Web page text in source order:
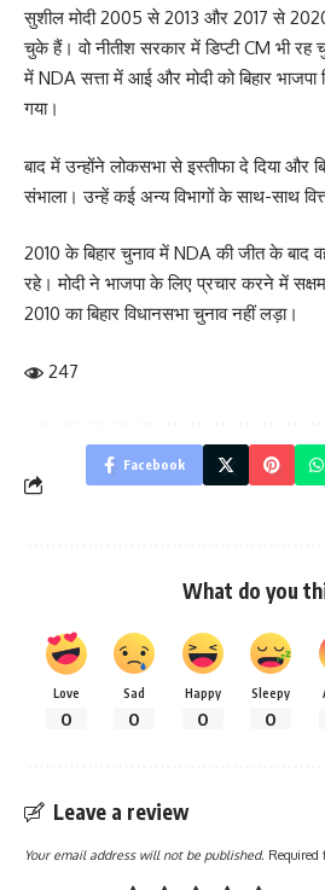
सुशील मोदी 2005 से 2013 और 2017 से 2020
चुके हैं। वो नीतीश सरकार में डिप्टी CM भी
में NDA सत्ता में आई और मोदी को बिहार
गया।
बाद में उन्होंने लोकसभा से इस्तीफा दे दिया और
संभाला। उन्हें कई अन्य विभागों के साथ-साथ वित्त
2010 के बिहार चुनाव में NDA की जीत के बाद
रहे। मोदी ने भाजपा के लिए प्रचार करने में
2010 का बिहार विधानसभा चुनाव नहीं लड़ा।
247
Facebook
What do you
Love
0
Sad
0
Happy
0
Sleepy
0
Leave a review
Your email address will not be published. Required